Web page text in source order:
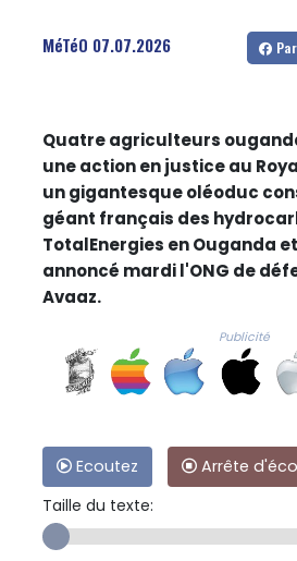
MéTéO 07.07.2026
Quatre agriculteurs
une action en justice au
un gigantesque oléoduc
géant français des
TotalEnergies en Ouganda
annoncé mardi l'ONG de
Avaaz.
Publicité
Ecoutez
Arrête
Taille du texte: